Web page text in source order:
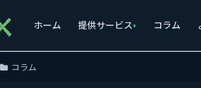
ホーム 提供サービス コラム
コラム